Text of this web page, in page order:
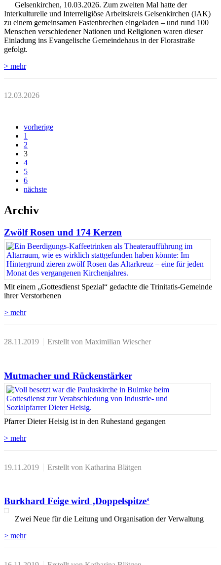
Gelsenkirchen, 10.03.2026. Zum zweiten Mal hatte der
Interkulturelle und Interreligiöse Arbeitskreis Gelsenkirchen (IAK)
zu einem gemeinsamen Fastenbrechen eingeladen – und rund 100
Menschen verschiedener Nationen und Religionen waren dieser
Einladung ins Evangelische Gemeindehaus in der Florastraße
gefolgt.
> mehr
12.03.2026
vorherige
1
2
3
4
5
6
nächste
Archiv
Zwölf Rosen und 174 Kerzen
Mit einem „Gottesdienst Spezial“ gedachte die Trinitatis-Gemeinde
ihrer Verstorbenen
> mehr
28.11.2019 Erstellt von Maximilian Wiescher
Mutmacher und Rückenstärker
Pfarrer Dieter Heisig ist in den Ruhestand gegangen
> mehr
19.11.2019 Erstellt von Katharina Blätgen
Burkhard Feige wird ‚Doppelspitze‘
Zwei Neue für die Leitung und Organisation der Verwaltung
> mehr